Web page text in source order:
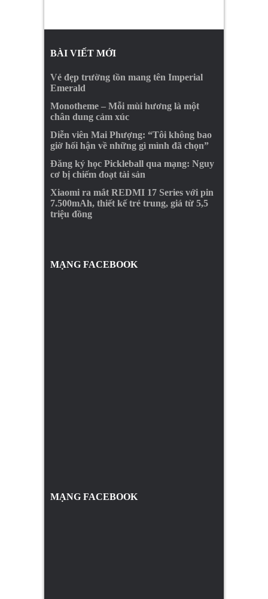
BÀI VIẾT MỚI
Vẻ đẹp trường tồn mang tên Imperial
Emerald
Monotheme – Mỗi mùi hương là một
chân dung cảm xúc
Diễn viên Mai Phượng: “Tôi không bao
giờ hối hận về những gì mình đã chọn”
Đăng ký học Pickleball qua mạng: Nguy
cơ bị chiếm đoạt tài sản
Xiaomi ra mắt REDMI 17 Series với pin
7.500mAh, thiết kế trẻ trung, giá từ 5,5
triệu đồng
MẠNG FACEBOOK
MẠNG FACEBOOK